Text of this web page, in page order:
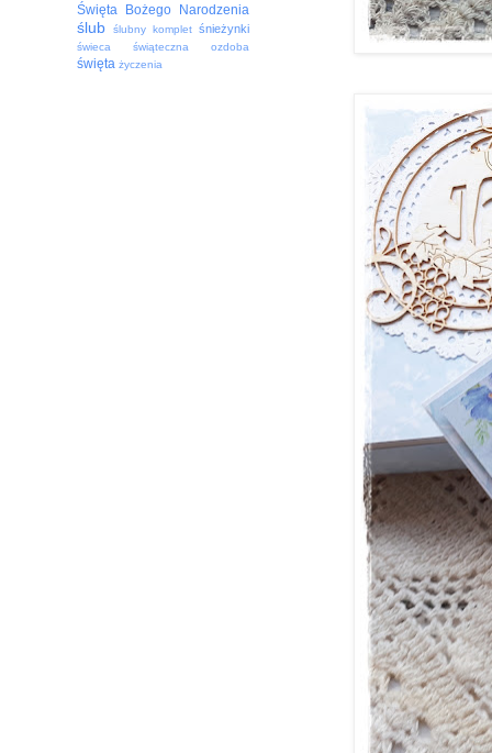
Święta Bożego Narodzenia
ślub ślubny komplet śnieżynki
świeca świąteczna ozdoba
święta życzenia